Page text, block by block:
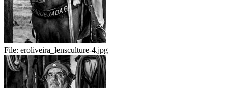
File: eroliveira_lensculture-4.jpg